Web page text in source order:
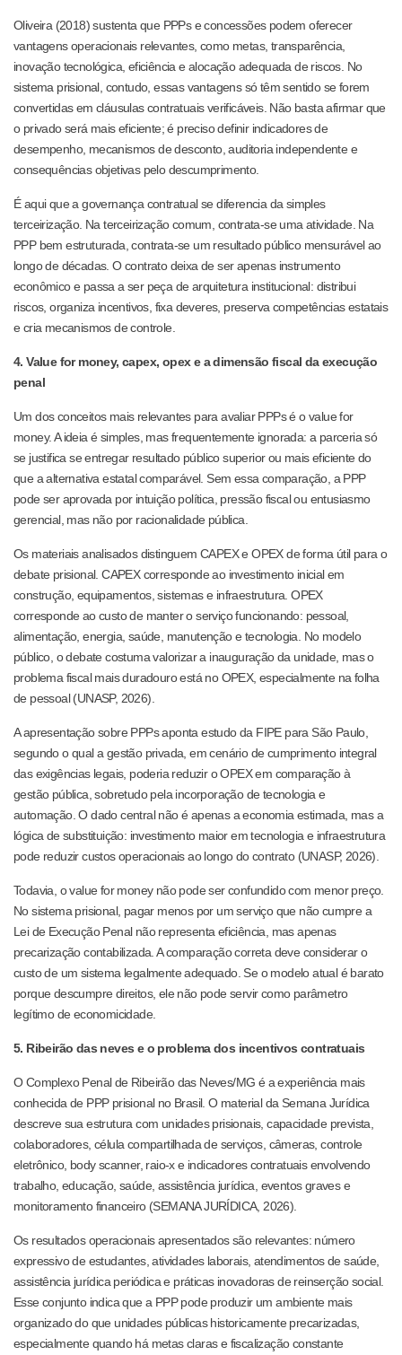
Oliveira (2018) sustenta que PPPs e concessões podem oferecer
vantagens operacionais relevantes, como metas, transparência,
inovação tecnológica, eficiência e alocação adequada de riscos. No
sistema prisional, contudo, essas vantagens só têm sentido se forem
convertidas em cláusulas contratuais verificáveis. Não basta afirmar que
o privado será mais eficiente; é preciso definir indicadores de
desempenho, mecanismos de desconto, auditoria independente e
consequências objetivas pelo descumprimento.
É aqui que a governança contratual se diferencia da simples
terceirização. Na terceirização comum, contrata-se uma atividade. Na
PPP bem estruturada, contrata-se um resultado público mensurável ao
longo de décadas. O contrato deixa de ser apenas instrumento
econômico e passa a ser peça de arquitetura institucional: distribui
riscos, organiza incentivos, fixa deveres, preserva competências estatais
e cria mecanismos de controle.
4. Value for money, capex, opex e a dimensão fiscal da execução
penal
Um dos conceitos mais relevantes para avaliar PPPs é o value for
money. A ideia é simples, mas frequentemente ignorada: a parceria só
se justifica se entregar resultado público superior ou mais eficiente do
que a alternativa estatal comparável. Sem essa comparação, a PPP
pode ser aprovada por intuição política, pressão fiscal ou entusiasmo
gerencial, mas não por racionalidade pública.
Os materiais analisados distinguem CAPEX e OPEX de forma útil para o
debate prisional. CAPEX corresponde ao investimento inicial em
construção, equipamentos, sistemas e infraestrutura. OPEX
corresponde ao custo de manter o serviço funcionando: pessoal,
alimentação, energia, saúde, manutenção e tecnologia. No modelo
público, o debate costuma valorizar a inauguração da unidade, mas o
problema fiscal mais duradouro está no OPEX, especialmente na folha
de pessoal (UNASP, 2026).
A apresentação sobre PPPs aponta estudo da FIPE para São Paulo,
segundo o qual a gestão privada, em cenário de cumprimento integral
das exigências legais, poderia reduzir o OPEX em comparação à
gestão pública, sobretudo pela incorporação de tecnologia e
automação. O dado central não é apenas a economia estimada, mas a
lógica de substituição: investimento maior em tecnologia e infraestrutura
pode reduzir custos operacionais ao longo do contrato (UNASP, 2026).
Todavia, o value for money não pode ser confundido com menor preço.
No sistema prisional, pagar menos por um serviço que não cumpre a
Lei de Execução Penal não representa eficiência, mas apenas
precarização contabilizada. A comparação correta deve considerar o
custo de um sistema legalmente adequado. Se o modelo atual é barato
porque descumpre direitos, ele não pode servir como parâmetro
legítimo de economicidade.
5. Ribeirão das neves e o problema dos incentivos contratuais
O Complexo Penal de Ribeirão das Neves/MG é a experiência mais
conhecida de PPP prisional no Brasil. O material da Semana Jurídica
descreve sua estrutura com unidades prisionais, capacidade prevista,
colaboradores, célula compartilhada de serviços, câmeras, controle
eletrônico, body scanner, raio-x e indicadores contratuais envolvendo
trabalho, educação, saúde, assistência jurídica, eventos graves e
monitoramento financeiro (SEMANA JURÍDICA, 2026).
Os resultados operacionais apresentados são relevantes: número
expressivo de estudantes, atividades laborais, atendimentos de saúde,
assistência jurídica periódica e práticas inovadoras de reinserção social.
Esse conjunto indica que a PPP pode produzir um ambiente mais
organizado do que unidades públicas historicamente precarizadas,
especialmente quando há metas claras e fiscalização constante